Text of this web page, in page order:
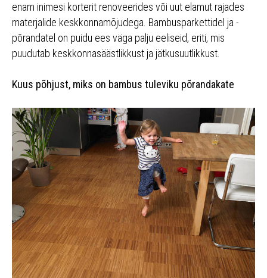
enam inimesi korterit renoveerides või uut elamut rajades
materjalide keskkonnamõjudega. Bambusparkettidel ja -
põrandatel on puidu ees väga palju eeliseid, eriti, mis
puudutab keskkonnasäästlikkust ja jätkusuutlikkust.
Kuus põhjust, miks on bambus tuleviku põrandakate